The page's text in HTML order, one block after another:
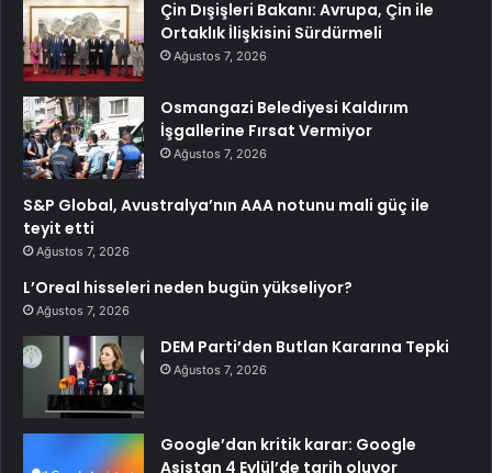
Çin Dışişleri Bakanı: Avrupa, Çin ile
Ortaklık İlişkisini Sürdürmeli
Ağustos 7, 2026
Osmangazi Belediyesi Kaldırım
İşgallerine Fırsat Vermiyor
Ağustos 7, 2026
S&P Global, Avustralya’nın AAA notunu mali güç ile
teyit etti
Ağustos 7, 2026
L’Oreal hisseleri neden bugün yükseliyor?
Ağustos 7, 2026
DEM Parti’den Butlan Kararına Tepki
Ağustos 7, 2026
Google’dan kritik karar: Google
Asistan 4 Eylül’de tarih oluyor